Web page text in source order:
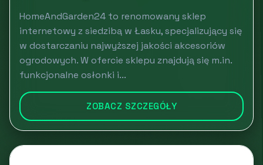
HomeAndGarden24 to renomowany sklep
internetowy z siedzibą w Łasku, specjalizujący się
w dostarczaniu najwyższej jakości akcesoriów
ogrodowych. W ofercie sklepu znajdują się m.in.
funkcjonalne osłonki i...
ZOBACZ SZCZEGÓŁY